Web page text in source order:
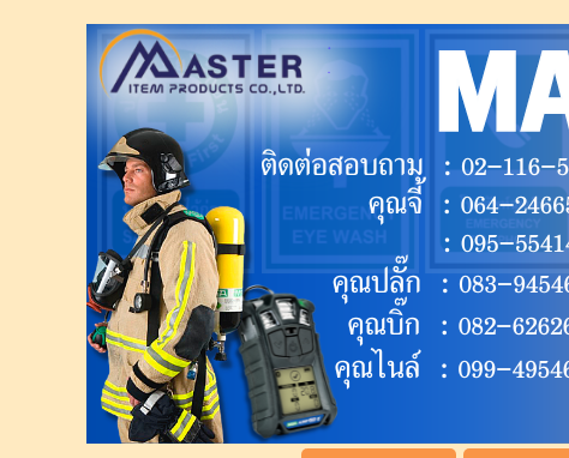
.
.